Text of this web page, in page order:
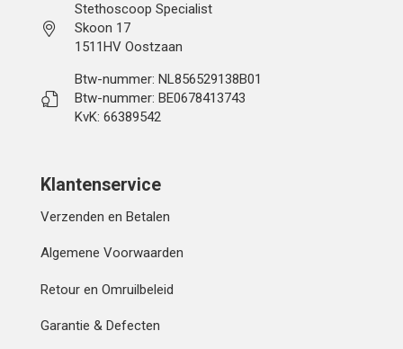
Stethoscoop Specialist
Skoon 17
1511HV Oostzaan
Btw-nummer: NL856529138B01
Btw-nummer: BE0678413743
KvK: 66389542
Klantenservice
Verzenden en Betalen
Algemene Voorwaarden
Retour en Omruilbeleid
Garantie & Defecten